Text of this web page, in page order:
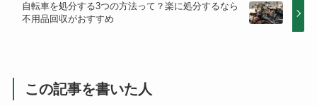
自転車を処分する3つの方法って？楽に処分するなら
不用品回収がおすすめ
この記事を書いた人